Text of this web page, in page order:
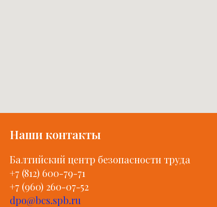
Наши контакты
Балтийский центр безопасности труда
+7 (812) 600-79-71
+7 (960) 260-07-52
dpo@bcs.spb.ru